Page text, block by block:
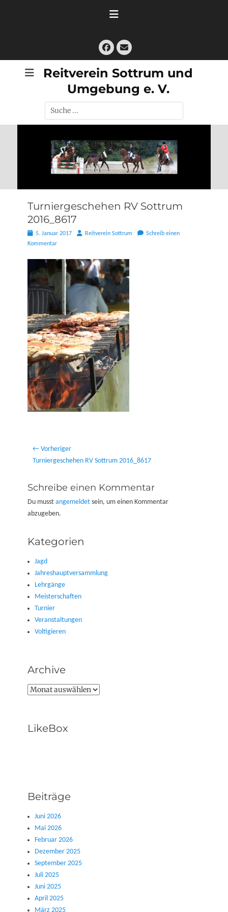
Facebook
E-
Mail
Reitverein Sottrum und
Umgebung e. V.
Suche
nach:
Turniergeschehen RV Sottrum
2016_8617
Posted
on
5. Januar 2017 AutorReitverein Sottrum
Schreib einen
Kommentar
Beitragsnavigation
← Vorheriger
Vorheriger
Turniergeschehen RV Sottrum 2016_8617
Schreibe einen Kommentar
Du musst angemeldet sein, um einen Kommentar
abzugeben.
Kategorien
Jagd
Jahreshauptversammlung
Lehrgänge
Meisterschaften
Turnier
Veranstaltungen
Voltigieren
Archive
Archive
LikeBox
Beiträge
Juni 2026
Mai 2026
Februar 2026
Dezember 2025
September 2025
Juli 2025
Juni 2025
April 2025
März 2025